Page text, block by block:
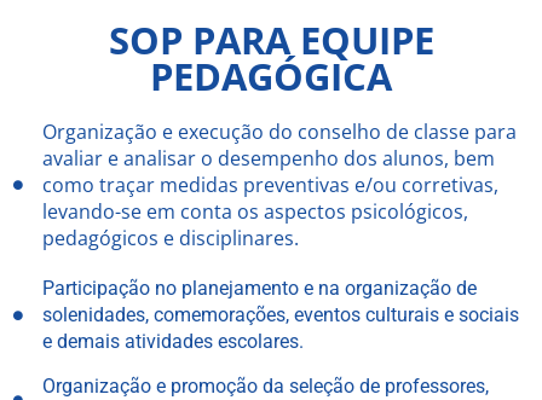
SOP PARA EQUIPE
PEDAGÓGICA
Organização e execução do conselho de classe para
avaliar e analisar o desempenho dos alunos, bem
como traçar medidas preventivas e/ou corretivas,
levando-se em conta os aspectos psicológicos,
pedagógicos e disciplinares.
Participação no planejamento e na organização de
solenidades, comemorações, eventos culturais e sociais
e demais atividades escolares.
Organização e promoção da seleção de professores,